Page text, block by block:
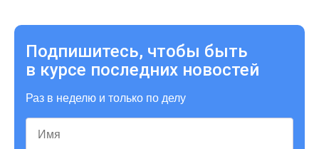
Подпишитесь, чтобы быть
в курсе последних новостей
Раз в неделю и только по делу